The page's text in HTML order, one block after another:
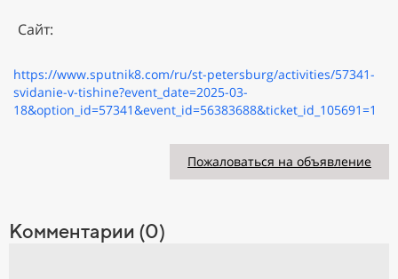
Сайт:
https://www.sputnik8.com/ru/st-petersburg/activities/57341-
svidanie-v-tishine?event_date=2025-03-
18&option_id=57341&event_id=56383688&ticket_id_105691=1
Пожаловаться на объявление
Комментарии (0)